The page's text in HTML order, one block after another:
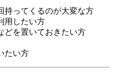
持ってくるのが大変な方
用したい方
どを置いておきたい方
たい方